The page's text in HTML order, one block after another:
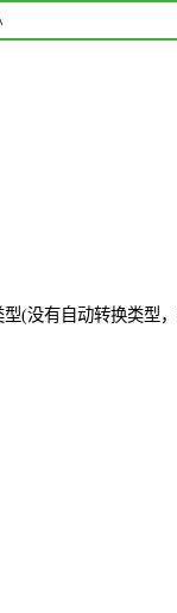
(没有自动转换类型